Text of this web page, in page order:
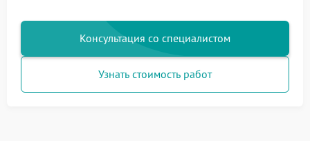
Консультация со специалистом
Узнать стоимость работ